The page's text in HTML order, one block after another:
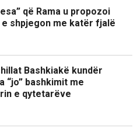
që Rama u propozoi
shpjegon me katër fjalë
Bashkiakë kundër
bashkimit me
e qytetarëve